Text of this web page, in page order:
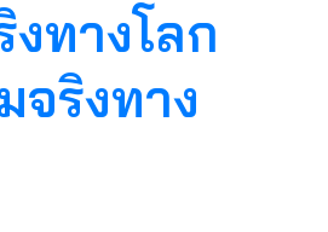
ทางโลก
จริงทาง